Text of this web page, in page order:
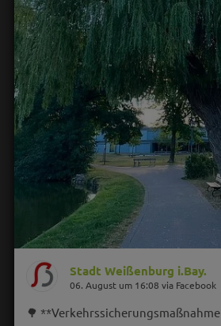
Stadt Weißenburg i.Bay.
06. August um 16:08 via Facebook
🌳